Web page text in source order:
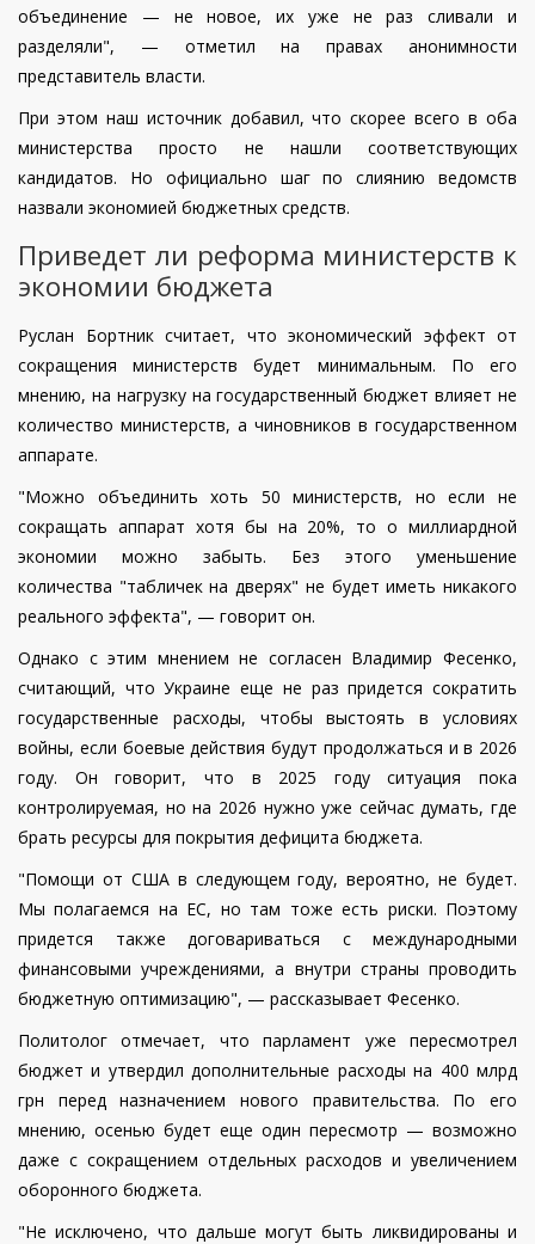
объединение — не новое, их уже не раз сливали и
разделяли", — отметил на правах анонимности
представитель власти.
При этом наш источник добавил, что скорее всего в оба
министерства просто не нашли соответствующих
кандидатов. Но официально шаг по слиянию ведомств
назвали экономией бюджетных средств.
Приведет ли реформа министерств к
экономии бюджета
Руслан Бортник считает, что экономический эффект от
сокращения министерств будет минимальным. По его
мнению, на нагрузку на государственный бюджет влияет не
количество министерств, а чиновников в государственном
аппарате.
"Можно объединить хоть 50 министерств, но если не
сокращать аппарат хотя бы на 20%, то о миллиардной
экономии можно забыть. Без этого уменьшение
количества "табличек на дверях" не будет иметь никакого
реального эффекта", — говорит он.
Однако с этим мнением не согласен Владимир Фесенко,
считающий, что Украине еще не раз придется сократить
государственные расходы, чтобы выстоять в условиях
войны, если боевые действия будут продолжаться и в 2026
году. Он говорит, что в 2025 году ситуация пока
контролируемая, но на 2026 нужно уже сейчас думать, где
брать ресурсы для покрытия дефицита бюджета.
"Помощи от США в следующем году, вероятно, не будет.
Мы полагаемся на ЕС, но там тоже есть риски. Поэтому
придется также договариваться с международными
финансовыми учреждениями, а внутри страны проводить
бюджетную оптимизацию", — рассказывает Фесенко.
Политолог отмечает, что парламент уже пересмотрел
бюджет и утвердил дополнительные расходы на 400 млрд
грн перед назначением нового правительства. По его
мнению, осенью будет еще один пересмотр — возможно
даже с сокращением отдельных расходов и увеличением
оборонного бюджета.
"Не исключено, что дальше могут быть ликвидированы и